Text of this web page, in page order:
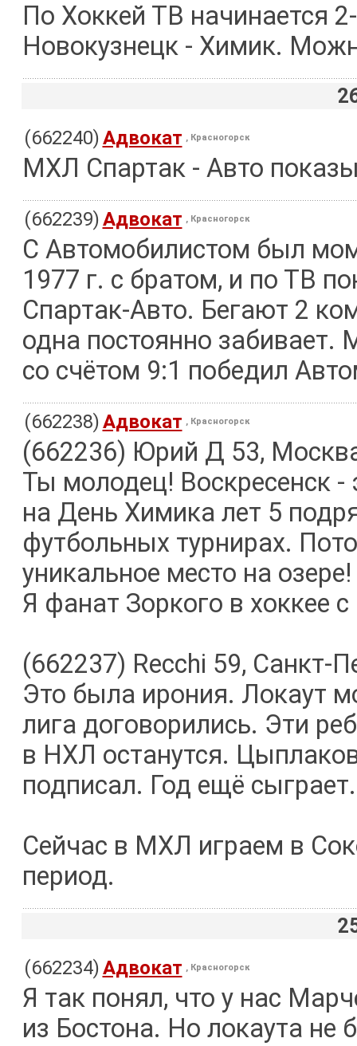
По Хоккей ТВ начинается
Новокузнецк - Химик.
(662240)Адвокат , Красногорск
МХЛ Спартак - Авто
(662239)Адвокат , Красногорск
С Автомобилистом был
1977 г. с братом, и по ТВ
Спартак-Авто. Бегают 2
одна постоянно
со счётом 9:1 победил
(662238)Адвокат , Красногорск
(662236) Юрий Д 53,
Ты молодец! Воскресенск
на День Химика лет 5
футбольных турнирах.
уникальное место на озере!
Я фанат Зоркого в хоккее
(662237) Recchi 59, Санкт-
Это была ирония. Локаут
лига договорились. Эти
в НХЛ останутся.
подписал. Год ещё
Сейчас в МХЛ играем в
период.
(662234)Адвокат , Красногорск
Я так понял, что у нас
из Бостона. Но локаута не